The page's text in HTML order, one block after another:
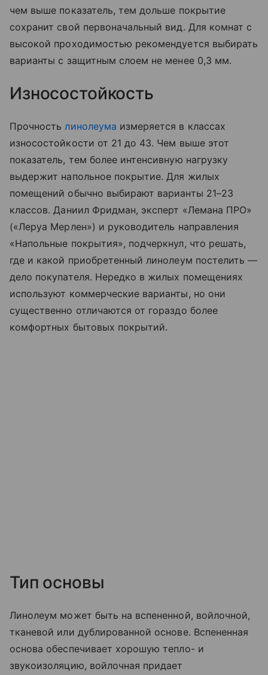
чем выше показатель, тем дольше покрытие
сохранит свой первоначальный вид. Для комнат с
высокой проходимостью рекомендуется выбирать
варианты с защитным слоем не менее 0,3 мм.
Износостойкость
Прочность линолеума измеряется в классах
износостойкости от 21 до 43. Чем выше этот
показатель, тем более интенсивную нагрузку
выдержит напольное покрытие. Для жилых
помещений обычно выбирают варианты 21–23
классов. Даниил Фридман, эксперт «Лемана ПРО»
(«Леруа Мерлен») и руководитель направления
«Напольные покрытия», подчеркнул, что решать,
где и какой приобретенный линолеум постелить —
дело покупателя. Нередко в жилых помещениях
используют коммерческие варианты, но они
существенно отличаются от гораздо более
комфортных бытовых покрытий.
Тип основы
Линолеум может быть на вспененной, войлочной,
тканевой или дублированной основе. Вспененная
основа обеспечивает хорошую тепло- и
звукоизоляцию, войлочная придает